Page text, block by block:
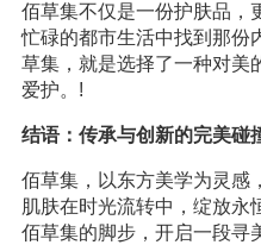
佰草集不仅是一份护肤品，
忙碌的都市生活中找到那份
草集，就是选择了一种对美
爱护。!
结语：传承与创新的完美碰
佰草集，以东方美学为灵感
肌肤在时光流转中，绽放永
佰草集的脚步，开启一段寻